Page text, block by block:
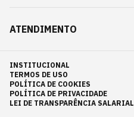
ATENDIMENTO
INSTITUCIONAL
TERMOS DE USO
POLÍTICA DE COOKIES
POLÍTICA DE PRIVACIDADE
LEI DE TRANSPARÊNCIA SALARIAL